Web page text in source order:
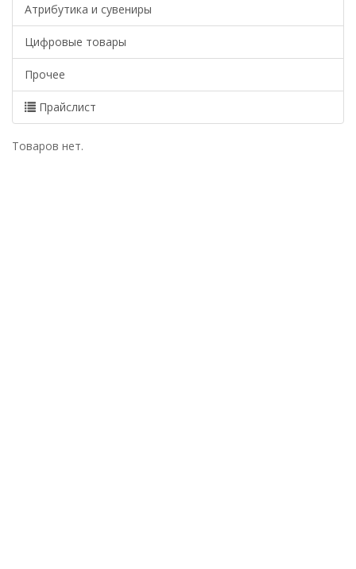
Атрибутика и сувениры
Цифровые товары
Прочее
Прайслист
Товаров нет.